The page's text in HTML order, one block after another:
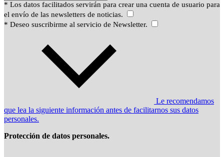
* Los datos facilitados servirán para crear una cuenta de usuario para
el envío de las newsletters de noticias.
* Deseo suscribirme al servicio de Newsletter.
Le recomendamos
que lea la siguiente información antes de facilitarnos sus datos
personales.
Protección de datos personales.